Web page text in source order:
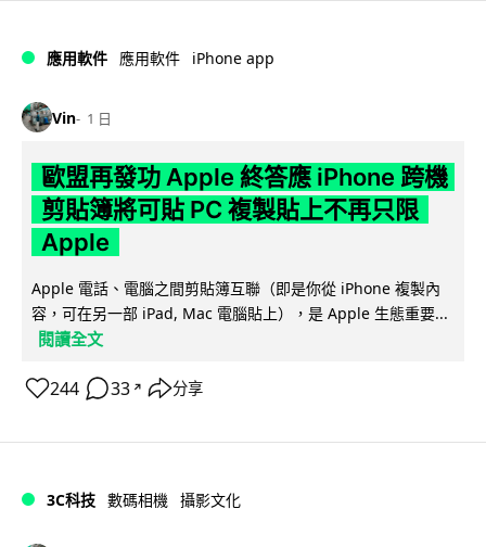
應用軟件 應用軟件 iPhone app
Vin 1 日
歐盟再發功 Apple 終答應 iPhone 跨機
剪貼簿將可貼 PC 複製貼上不再只限
Apple
Apple 電話、電腦之間剪貼簿互聯（即是你從 iPhone 複製內
容，可在另一部 iPad, Mac 電腦貼上），是 Apple 生態重要...
閱讀全文
244 33 ↗ 分享
3C科技 數碼相機 攝影文化